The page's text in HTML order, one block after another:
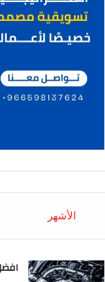
الأشهر